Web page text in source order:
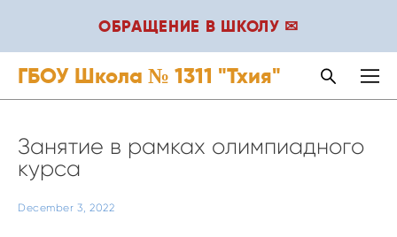
ОБРАЩЕНИЕ В ШКОЛУ ✉
ГБОУ Школа № 1311 "Тхия"
December 3, 2022
Занятие в рамках олимпиадного
курса